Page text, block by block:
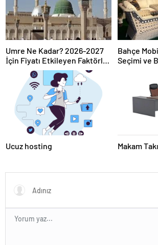
Umre Ne Kadar? 2026-2027
İçin Fiyatı Etkileyen Faktörler
ve Seçim Rehberi
Bahçe
Seçimi ve
Ucuz hosting Makam